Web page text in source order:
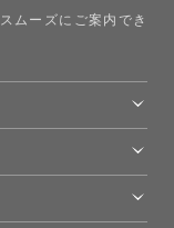
ムーズにご案内でき